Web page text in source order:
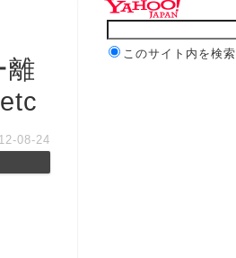
離
08-24
このサイト内を検索